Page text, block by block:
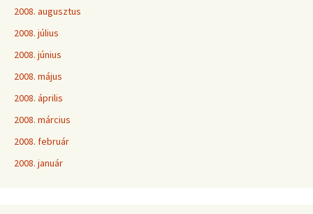
2008. augusztus
2008. július
2008. június
2008. május
2008. április
2008. március
2008. február
2008. január